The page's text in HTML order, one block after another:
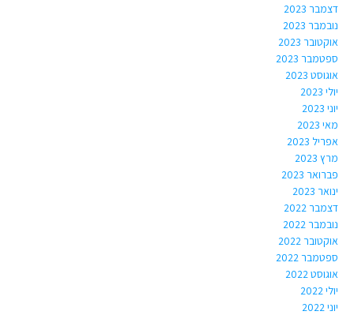
דצמבר 2023
נובמבר 2023
אוקטובר 2023
ספטמבר 2023
אוגוסט 2023
יולי 2023
יוני 2023
מאי 2023
אפריל 2023
מרץ 2023
פברואר 2023
ינואר 2023
דצמבר 2022
נובמבר 2022
אוקטובר 2022
ספטמבר 2022
אוגוסט 2022
יולי 2022
יוני 2022